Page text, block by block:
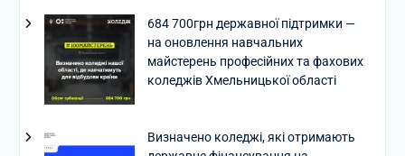
684 700грн державної підтримки —
на оновлення навчальних
майстерень професійних та фахових
коледжів Хмельницької області
Визначено коледжі, які отримають